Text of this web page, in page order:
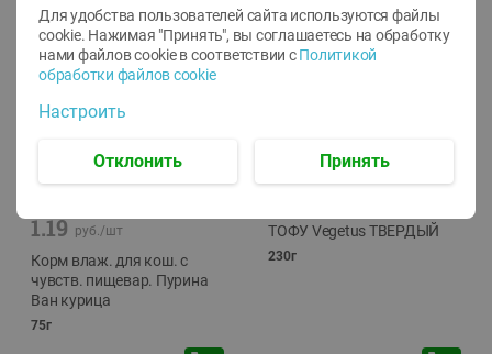
1.19 руб./шт
Корм влаж. для кош. с
чувств. пищевар. Пурина
Ван курица
75г
ТОФУ Vegetus ТВЕРДЫЙ
230г
Для удобства пользователей сайта используются файлы
cookie. Нажимая "Принять", вы соглашаетесь на обработку
нами файлов cookie в соответствии с Политикой
обработки файлов cookie
Настроить
Отклонить Принять